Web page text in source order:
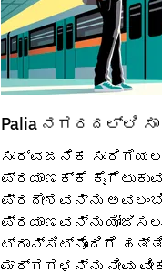
Palia ನಗರದಲ್ಲಿ
ಸಾರ್ವಜನಿಕ ಸಾರಿಗೆಯಲ್ಲಿ
ಪ್ರಯಾಣಕ್ಕೆ
ಪ್ರದೇಶವನ್ನು
ಪ್ರಯಾಣವನ್ನು ಯೋಜಿಸಲು
ಟ್ರಾನ್ಸಿಟ್‌ನೊಂದಿಗೆ
ಮಾರ್ಗಗಳನ್ನು ನೀವು